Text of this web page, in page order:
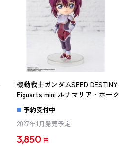
機動戦士ガンダムSEED DESTINY
Figuarts mini ルナマリア・ホーク
予約受付中
2027年1月発売予定
3,850 円